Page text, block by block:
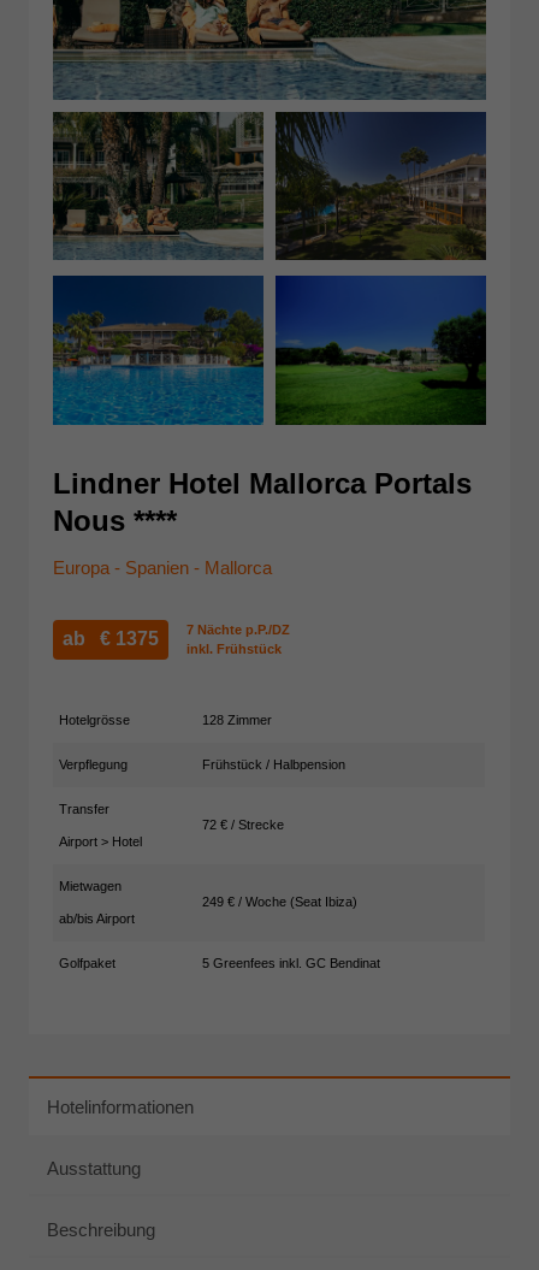
Lindner Hotel Mallorca Portals
Nous ****
Europa - Spanien - Mallorca
ab € 1375
7 Nächte p.P./DZ
inkl. Frühstück
Hotelgrösse 128 Zimmer
Verpflegung Frühstück / Halbpension
Transfer
Airport > Hotel
72 € / Strecke
Mietwagen
ab/bis Airport
249 € / Woche (Seat Ibiza)
Golfpaket 5 Greenfees inkl. GC Bendinat
Hotelinformationen
Ausstattung
Beschreibung